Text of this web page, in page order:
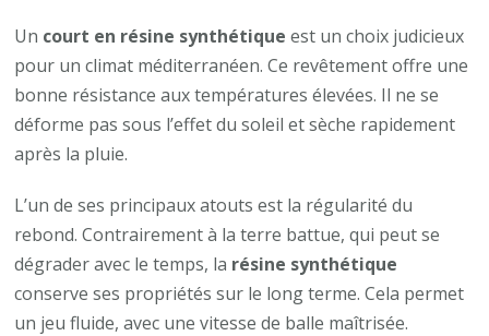
Un court en résine synthétique est un choix judicieux
pour un climat méditerranéen. Ce revêtement offre une
bonne résistance aux températures élevées. Il ne se
déforme pas sous l’effet du soleil et sèche rapidement
après la pluie.
L’un de ses principaux atouts est la régularité du
rebond. Contrairement à la terre battue, qui peut se
dégrader avec le temps, la résine synthétique
conserve ses propriétés sur le long terme. Cela permet
un jeu fluide, avec une vitesse de balle maîtrisée.